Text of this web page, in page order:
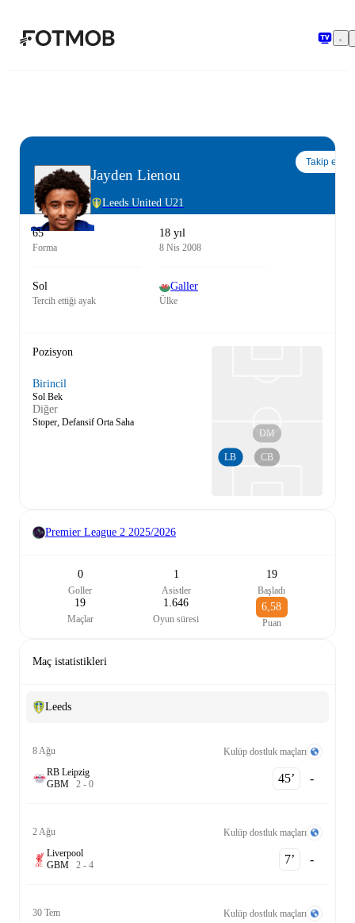
Jayden Lienou
Leeds United U21
Takip et
65
Forma
18 yıl
8 Nis 2008
Sol
Tercih ettiği ayak
Galler
Ülke
Pozisyon
Birincil
Sol Bek
Diğer
Stoper, Defansif Orta Saha
CB
LB
DM
Premier League 2 2025/2026
0
Goller
1
Asistler
19
Başladı
19
Maçlar
1.646
Oyun süresi
6,58
Puan
Maç istatistikleri
Leeds
8 Ağu
Kulüp dostluk maçları
RB Leipzig
GBM 2 - 0 45‎’‎ -
2 Ağu
Kulüp dostluk maçları
Liverpool
GBM 2 - 4 7‎’‎ -
30 Tem
Kulüp dostluk maçları